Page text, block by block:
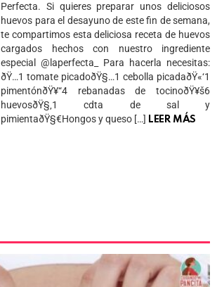
Perfecta. Si quieres preparar unos deliciosos
huevos para el desayuno de este fin de semana,
te compartimos esta deliciosa receta de huevos
cargados hechos con nuestro ingrediente
especial @laperfecta_ Para hacerla necesitas:
ðŸ…1 tomate picadoðŸ§…1 cebolla picadaðŸ«‘1
pimentónðŸ¥“4 rebanadas de tocinoðŸ¥š6
huevosðŸ§‚1 cdta de sal y
pimientaðŸ§€Hongos y queso […] LEER MÁS